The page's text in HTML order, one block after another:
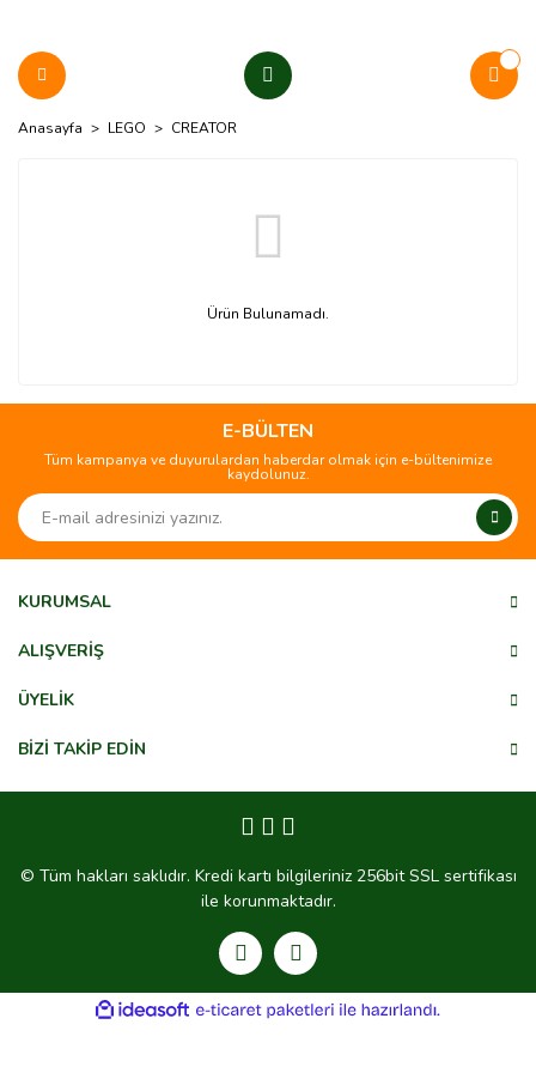
Anasayfa LEGO CREATOR
Ürün Bulunamadı.
E-BÜLTEN
Tüm kampanya ve duyurulardan haberdar olmak için e-bültenimize
kaydolunuz.
KURUMSAL
ALIŞVERİŞ
ÜYELİK
BİZİ TAKİP EDİN
© Tüm hakları saklıdır. Kredi kartı bilgileriniz 256bit SSL sertifikası
ile korunmaktadır.
ideasoft
e-